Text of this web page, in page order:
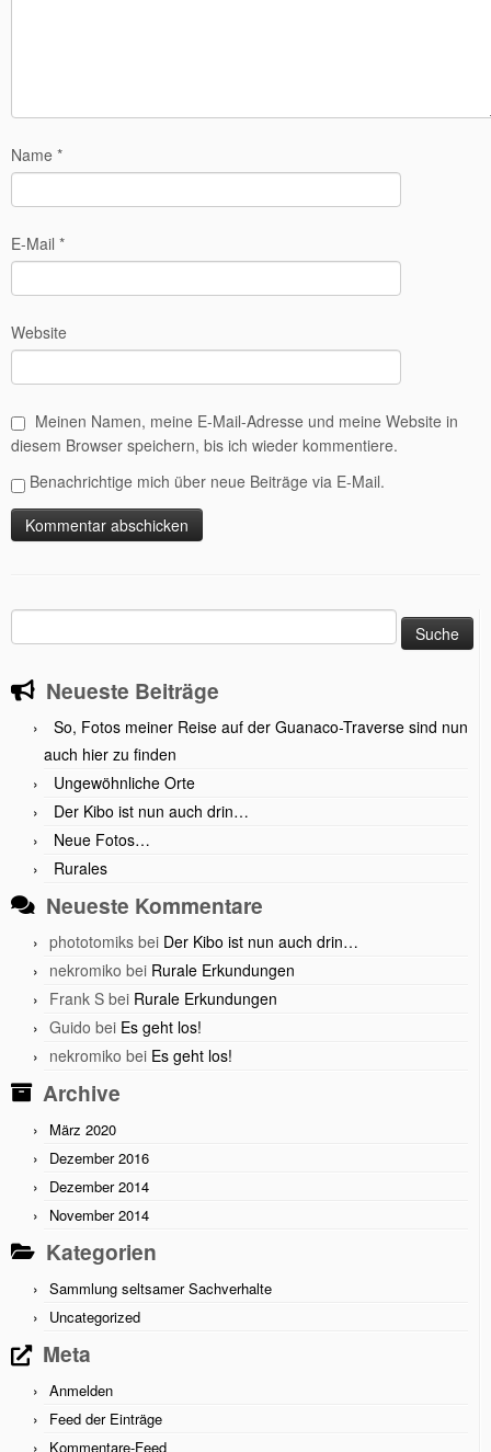
Name *
E-Mail *
Website
Meinen Namen, meine E-Mail-Adresse und meine Website in
diesem Browser speichern, bis ich wieder kommentiere.
Benachrichtige mich über neue Beiträge via E-Mail.
nach:
Neueste Beiträge
So, Fotos meiner Reise auf der Guanaco-Traverse sind nun
auch hier zu finden
Ungewöhnliche Orte
Der Kibo ist nun auch drin…
Neue Fotos…
Rurales
Neueste Kommentare
phototomiks bei Der Kibo ist nun auch drin…
nekromiko bei Rurale Erkundungen
Frank S bei Rurale Erkundungen
Guido bei Es geht los!
nekromiko bei Es geht los!
Archive
März 2020
Dezember 2016
Dezember 2014
November 2014
Kategorien
Sammlung seltsamer Sachverhalte
Uncategorized
Meta
Anmelden
Feed der Einträge
Kommentare-Feed